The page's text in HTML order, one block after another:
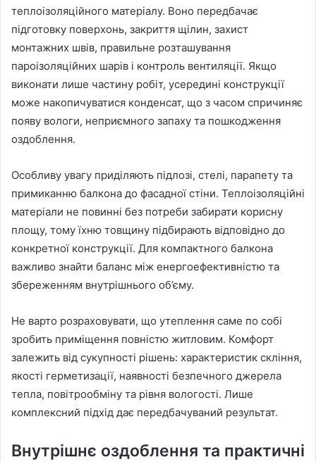
теплоізоляційного матеріалу. Воно передбачає
підготовку поверхонь, закриття щілин, захист
монтажних швів, правильне розташування
пароізоляційних шарів і контроль вентиляції. Якщо
виконати лише частину робіт, усередині конструкції
може накопичуватися конденсат, що з часом спричиняє
появу вологи, неприємного запаху та пошкодження
оздоблення.
Особливу увагу приділяють підлозі, стелі, парапету та
примиканню балкона до фасадної стіни. Теплоізоляційні
матеріали не повинні без потреби забирати корисну
площу, тому їхню товщину підбирають відповідно до
конкретної конструкції. Для компактного балкона
важливо знайти баланс між енергоефективністю та
збереженням внутрішнього об’єму.
Не варто розраховувати, що утеплення саме по собі
зробить приміщення повністю житловим. Комфорт
залежить від сукупності рішень: характеристик скління,
якості герметизації, наявності безпечного джерела
тепла, повітрообміну та рівня вологості. Лише
комплексний підхід дає передбачуваний результат.
Внутрішнє оздоблення та практичні